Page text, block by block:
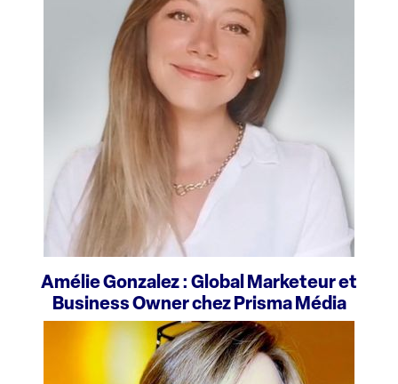
Amélie Gonzalez : Global Marketeur et
Business Owner chez Prisma Média